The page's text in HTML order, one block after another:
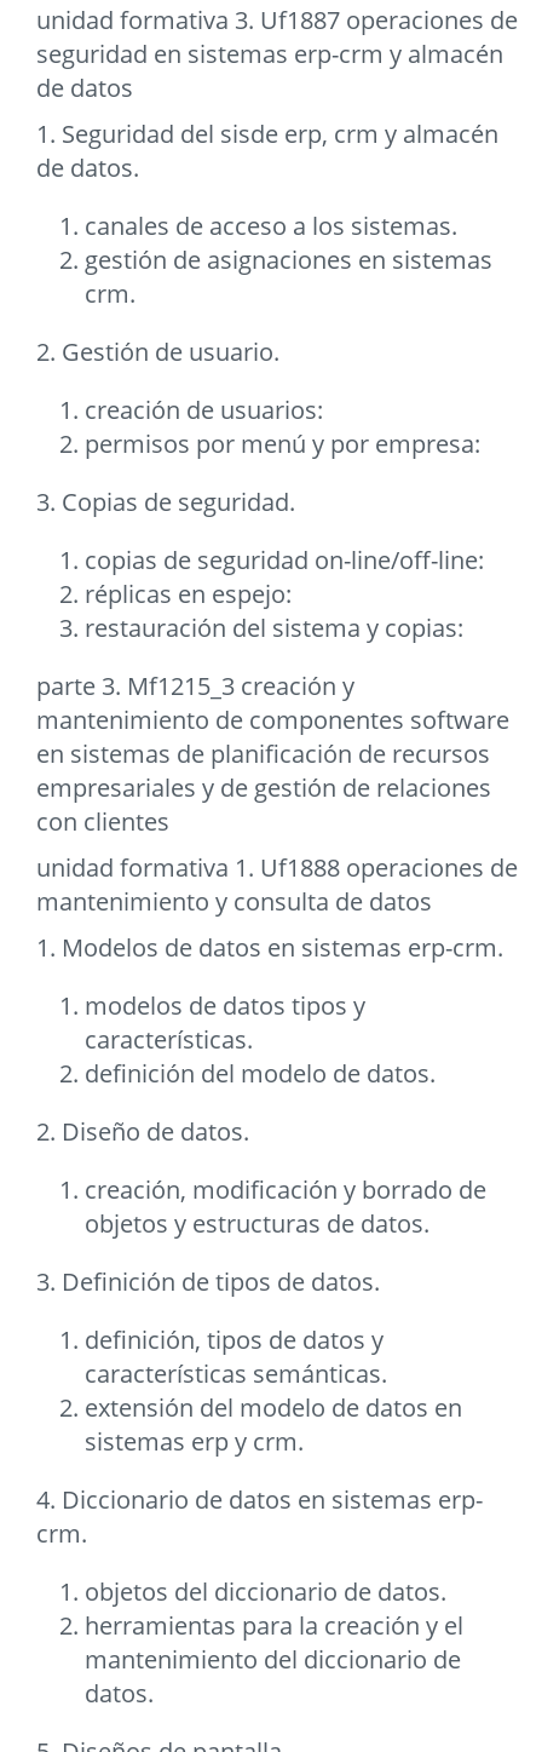
unidad formativa 3. Uf1887 operaciones de
seguridad en sistemas erp-crm y almacén
de datos
1. Seguridad del sisde erp, crm y almacén
de datos.
canales de acceso a los sistemas.
gestión de asignaciones en sistemas
crm.
2. Gestión de usuario.
creación de usuarios:
permisos por menú y por empresa:
3. Copias de seguridad.
copias de seguridad on-line/off-line:
réplicas en espejo:
restauración del sistema y copias:
parte 3. Mf1215_3 creación y
mantenimiento de componentes software
en sistemas de planificación de recursos
empresariales y de gestión de relaciones
con clientes
unidad formativa 1. Uf1888 operaciones de
mantenimiento y consulta de datos
1. Modelos de datos en sistemas erp-crm.
modelos de datos tipos y
características.
definición del modelo de datos.
2. Diseño de datos.
creación, modificación y borrado de
objetos y estructuras de datos.
3. Definición de tipos de datos.
definición, tipos de datos y
características semánticas.
extensión del modelo de datos en
sistemas erp y crm.
4. Diccionario de datos en sistemas erp-
crm.
objetos del diccionario de datos.
herramientas para la creación y el
mantenimiento del diccionario de
datos.